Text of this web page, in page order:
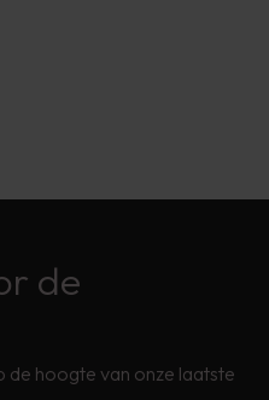
de
hoogte van onze laatste